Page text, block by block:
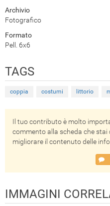
Archivio
Fotografico
Formato
Pell. 6x6
TAGS
coppia costumi littorio
Il tuo contributo è molto
commento alla scheda che
migliorare il contenuto delle
IMMAGINI